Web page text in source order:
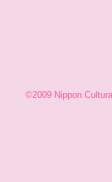
©2009 Nippon